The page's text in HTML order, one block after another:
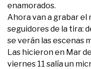
enamorados.
Ahora van a grabar el
seguidores de la tira:
se verán las escenas
Las hicieron en Mar
viernes 11 salía un